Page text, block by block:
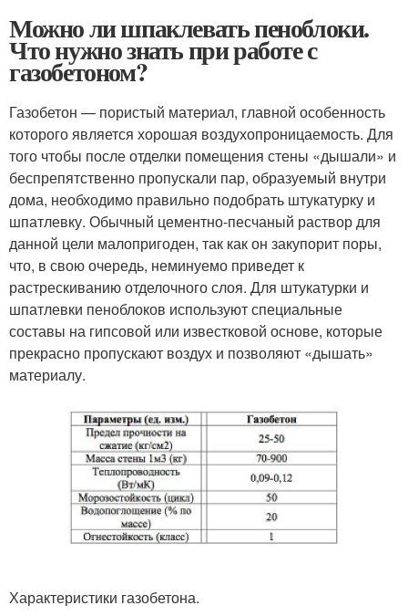
Можно ли шпаклевать пеноблоки.
Что нужно знать при работе с
газобетоном?
Газобетон — пористый материал, главной особенность
которого является хорошая воздухопроницаемость. Для
того чтобы после отделки помещения стены «дышали» и
беспрепятственно пропускали пар, образуемый внутри
дома, необходимо правильно подобрать штукатурку и
шпатлевку. Обычный цементно-песчаный раствор для
данной цели малопригоден, так как он закупорит поры,
что, в свою очередь, неминуемо приведет к
растрескиванию отделочного слоя. Для штукатурки и
шпатлевки пеноблоков используют специальные
составы на гипсовой или известковой основе, которые
прекрасно пропускают воздух и позволяют «дышать»
материалу.
Характеристики газобетона.